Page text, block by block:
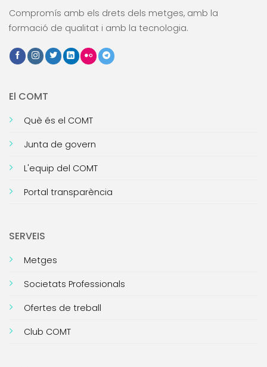
Compromís amb els drets dels metges, amb la
formació de qualitat i amb la tecnologia.
El COMT
Què és el COMT
Junta de govern
L'equip del COMT
Portal transparència
SERVEIS
Metges
Societats Professionals
Ofertes de treball
Club COMT